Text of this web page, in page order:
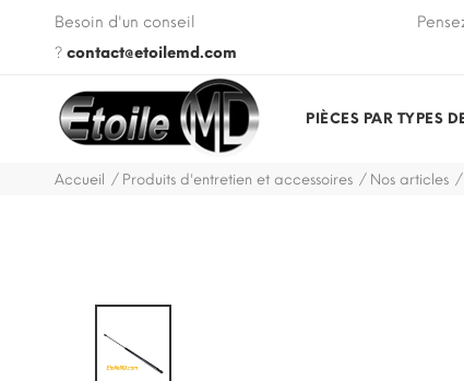
Besoin d'un conseil
? contact@etoilemd.com
VIN de votre véhicule lors de votre commande.
PIÈCES PAR TYPES
Accueil Produits d'entretien et accessoires Nos articles